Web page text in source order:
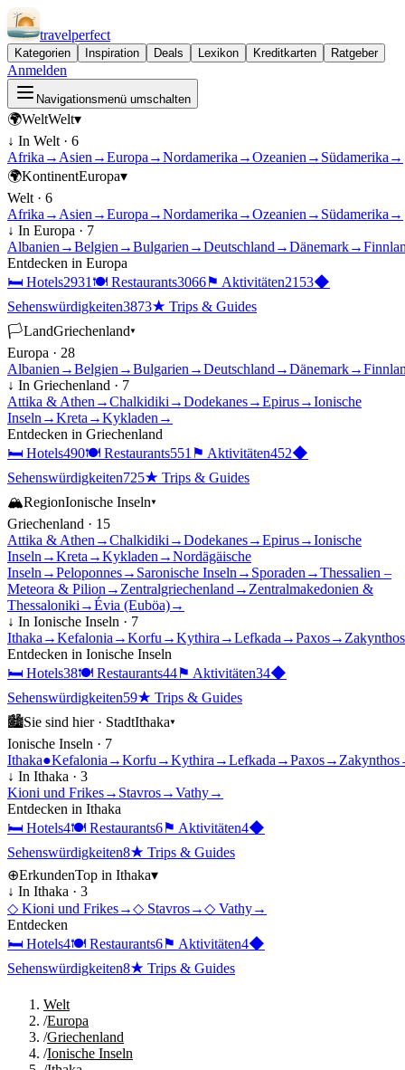
travelperfect
Kategorien Inspiration Deals Lexikon Kreditkarten Ratgeber
Anmelden
Navigationsmenü umschalten
🌍WeltWelt▾
↓ In Welt · 6
Afrika → Asien →Europa →Nordamerika →Ozeanien → Südamerika →
🌍KontinentEuropa▾
Welt · 6
Afrika → Asien →Europa →Nordamerika →Ozeanien → Südamerika →
↓ In Europa · 7
Albanien →Belgien →Bulgarien →Deutschland →Dänemark→
Entdecken in Europa
🛏 Hotels2931 🍽 Restaurants3066⚑ Aktivitäten2153◆
Sehenswürdigkeiten3873★ Trips & Guides
🏳LandGriechenland▾
Europa · 28
Albanien →Belgien →Bulgarien →Deutschland →Dänemark→
↓ In Griechenland · 7
Attika & Athen →Chalkidiki →Dodekanes→Epirus→Ionische
Inseln →Kreta →Kykladen →
Entdecken in Griechenland
🛏 Hotels490🍽 Restaurants551 ⚑ Aktivitäten452◆
Sehenswürdigkeiten725★ Trips & Guides
🏔RegionIonische Inseln▾
Griechenland · 15
Attika & Athen →Chalkidiki →Dodekanes→Epirus→Ionische
Inseln →Kreta →Kykladen →Nordägäische
Inseln →Peloponnes→ Saronische Inseln → Sporaden →Thessalien –
Meteora & Pilion → Zentralgriechenland → Zentralmakedonien &
Thessaloniki →Évia (Euböa)→
↓ In Ionische Inseln · 7
Ithaka →Kefalonia →Korfu →Kythira →Lefkada →Paxos→ Zakynthos
Entdecken in Ionische Inseln
🛏 Hotels38🍽 Restaurants44⚑ Aktivitäten34◆
Sehenswürdigkeiten59★ Trips & Guides
🏙Sie sind hier · StadtIthaka▾
Ionische Inseln · 7
Ithaka●Kefalonia →Korfu →Kythira →Lefkada →Paxos→ Zakynthos
↓ In Ithaka · 3
Kioni und Frikes→ Stavros→Vathy→
Entdecken in Ithaka
🛏 Hotels4🍽 Restaurants6⚑ Aktivitäten4◆
Sehenswürdigkeiten8★ Trips & Guides
⊕ErkundenTop in Ithaka▾
↓ In Ithaka · 3
◇ Kioni und Frikes→◇ Stavros→◇ Vathy→
Entdecken
🛏 Hotels4🍽 Restaurants6⚑ Aktivitäten4◆
Sehenswürdigkeiten8★ Trips & Guides
Welt
/Europa
/Griechenland
/Ionische Inseln